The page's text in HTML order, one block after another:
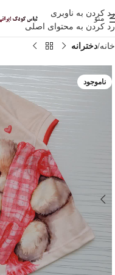
رد کردن به ناوبری
رد کردن به محتوای اصلی
منو
خانه دخترانه
ناموجود